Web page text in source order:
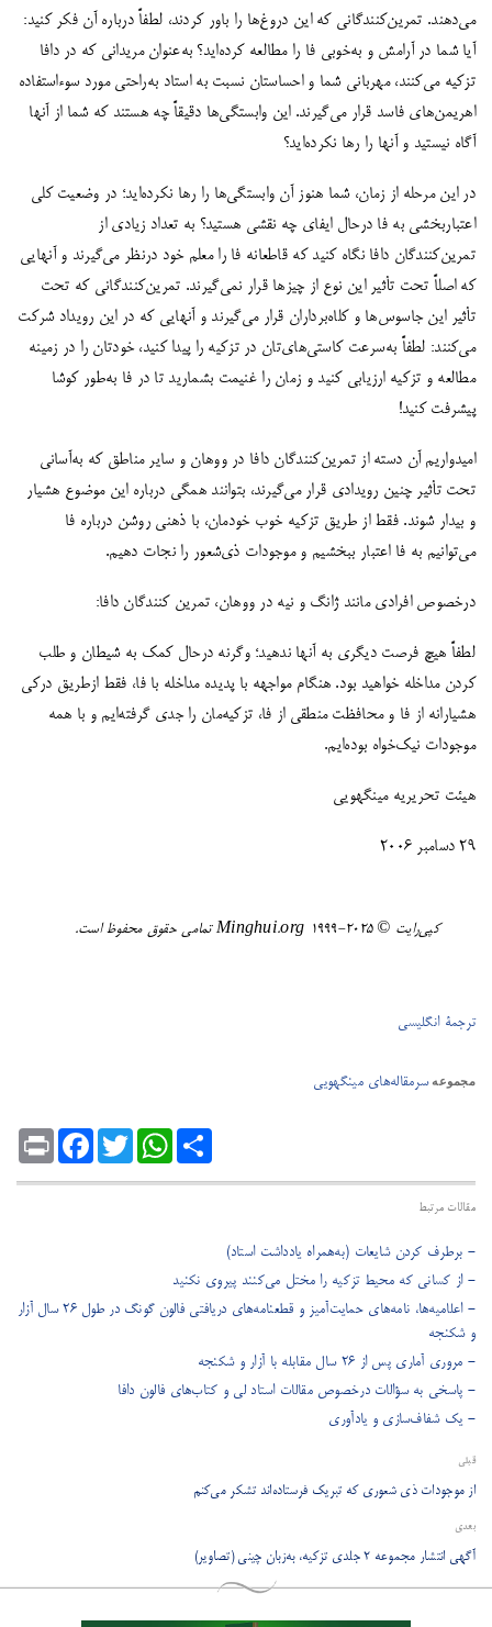
می‌دهند. تمرین‌کنندگانی که این دروغ‌ها را باور کردند، لطفاً درباره آن فکر کنید:
آیا شما در آرامش و به‌خوبی فا را مطالعه کرده‌اید؟ به‌عنوان مریدانی که در دافا
تزکیه می‌کنند، مهربانی شما و احساستان نسبت به استاد به‌راحتی مورد سوءاستفاده
اهریمن‌های فاسد قرار می‌گیرند. این وابستگی‌ها دقیقاً چه هستند که شما از آنها
آگاه نیستید و آنها را رها نکرده‌اید؟
در این مرحله از زمان، شما هنوز آن وابستگی‌ها را رها نکرده‌اید؛ در وضعیت کلی
اعتباربخشی به فا درحال ایفای چه نقشی هستید؟ به تعداد زیادی از
تمرین‌کنندگان دافا نگاه کنید که قاطعانه فا را معلم خود درنظر می‌گیرند و آنهایی
که اصلاً تحت تأثیر این نوع از چیزها قرار نمی‌گیرند. تمرین‌کنندگانی که تحت
تأثیر این جاسوس‌ها و کلاه‌برداران قرار می‌گیرند و آنهایی که در این رویداد شرکت
می‌کنند: لطفاً به‌سرعت کاستی‌های‌تان در تزکیه را پیدا کنید، خودتان را در زمینه
مطالعه و تزکیه ارزیابی کنید و زمان را غنیمت بشمارید تا در فا به‌‌طور کوشا
پیشرفت کنید!
امیدواریم آن دسته از تمرین‌کنندگان دافا در ووهان و سایر مناطق که به‌آسانی
تحت تأثیر چنین رویدادی قرار می‌گیرند، بتوانند همگی درباره این موضوع هشیار
و بیدار شوند. فقط از طریق تزکیه خوب خودمان، با ذهنی روشن درباره فا
می‌توانیم به فا اعتبار ببخشیم و موجودات ذی‌شعور را نجات دهیم.
درخصوص افرادی مانند ژانگ و نیه در ووهان، تمرین کنندگان دافا:
لطفاً هیچ فرصت دیگری به آنها ندهید؛ وگرنه درحال کمک به شیطان و طلب
کردن مداخله خواهید بود. هنگام مواجهه با پدیده مداخله با فا، فقط ازطریق درکی
هشیارانه از فا و محافظت منطقی از فا، تزکیه‌مان را جدی گرفته‌ایم و با همه
موجودات نیک‌خواه بوده‌ایم.
هیئت تحریریه مینگهویی
29 دسامبر 2006
کپی‌رایت ©️ ٢٠٢٥-١٩٩٩ Minghui.org تمامی حقوق محفوظ است.
ترجمۀ انگلیسی
مجموعهسرمقاله‌های مینگهویی
Print
FacebookTwitter
WhatsAppShare
مقالات مرتبط
- برطرف کردن شایعات (به‌همراه یادداشت استاد)
- از کسانی که محیط تزکیه را مختل می‌کنند پیروی نکنید
- اعلامیه‌ها، نامه‌های حمایت‌آمیز و قطعنامه‌های دریافتی فالون گونگ در طول ۲۶ سال آزار
و شکنجه
- مروری آماری پس از ۲۶ سال مقابله با آزار و شکنجه
- پاسخی به سؤالات درخصوص مقالات استاد لی و کتاب‌های فالون دافا
- یک شفاف‌سازی و یادآوری
قبلی
از موجودات ذی شعوری که تبریک فرستاده‌اند تشکر می‌‌کنم
بعدی
آگهی انتشار مجموعه 2 جلدی تزکیه، به‌زبان چینی (تصاویر)